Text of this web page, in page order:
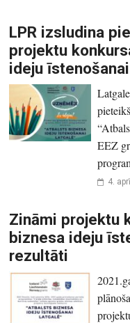
LPR izsludina
projektu
ideju
EEZ
4.
Zināmi projektu
biznesa ideju
rezultāti